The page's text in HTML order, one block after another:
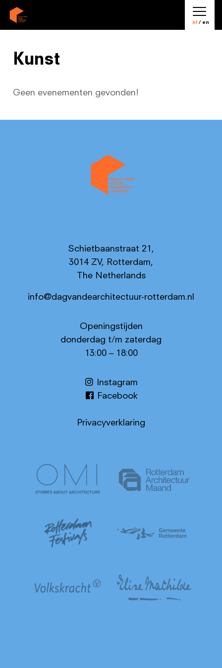
nl / en
Kunst
Geen evenementen gevonden!
Schietbaanstraat 21,
3014 ZV, Rotterdam,
The Netherlands
info@dagvandearchitectuur-rotterdam.nl
Openingstijden
donderdag t/m zaterdag
13:00 – 18:00
Instagram
Facebook
Privacyverklaring